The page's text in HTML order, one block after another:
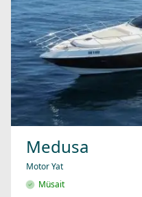
Medusa
Motor Yat
Müsait